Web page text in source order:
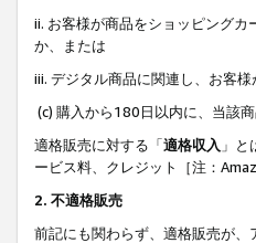
ii. お客様が商品をショッピング
か、または
iii. デジタル商品に関連し、お客
(c) 購入から180日以内に、当該
適格販売に対する「適格収入 」
ービス料、クレジット［注：
2. 不適格販売
前記にも関わらず、適格販売が